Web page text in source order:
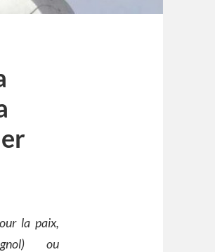
la paix,
ou